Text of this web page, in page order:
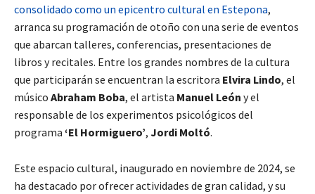
consolidado como un epicentro cultural en Estepona,
arranca su programación de otoño con una serie de eventos
que abarcan talleres, conferencias, presentaciones de
libros y recitales. Entre los grandes nombres de la cultura
que participarán se encuentran la escritora Elvira Lindo, el
músico Abraham Boba, el artista Manuel León y el
responsable de los experimentos psicológicos del
programa ‘El Hormiguero’, Jordi Moltó.
Este espacio cultural, inaugurado en noviembre de 2024, se
ha destacado por ofrecer actividades de gran calidad, y su